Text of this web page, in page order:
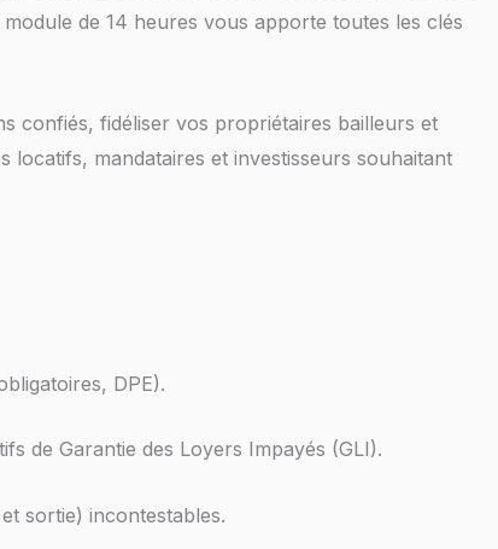
de 14 heures vous apporte toutes les clés
confiés, fidéliser vos propriétaires bailleurs et
locatifs, mandataires et investisseurs souhaitant
DPE).
de Garantie des Loyers Impayés (GLI).
sortie) incontestables.